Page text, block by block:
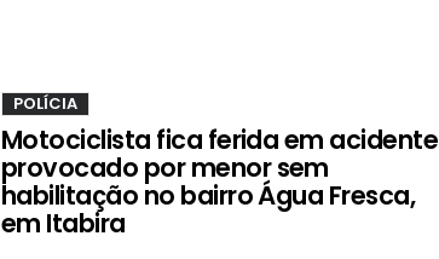
POLÍCIA
Motociclista fica ferida em acidente
provocado por menor sem
habilitação no bairro Água Fresca,
em Itabira